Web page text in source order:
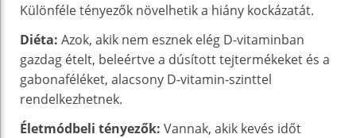
Különféle tényezők növelhetik a hiány kockázatát.
Diéta: Azok, akik nem esznek elég D-vitaminban
gazdag ételt, beleértve a dúsított tejtermékeket és a
gabonaféléket, alacsony D-vitamin-szinttel
rendelkezhetnek.
Életmódbeli tényezők: Vannak, akik kevés időt